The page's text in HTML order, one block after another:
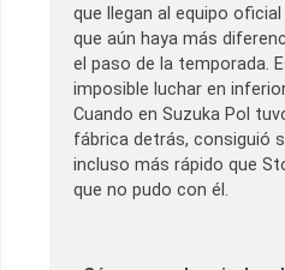
que llegan al equipo oficial
que aún haya más
el paso de la temporada.
imposible luchar en
Cuando en Suzuka Pol
fábrica detrás, consiguió
incluso más rápido que
que no pudo con él.